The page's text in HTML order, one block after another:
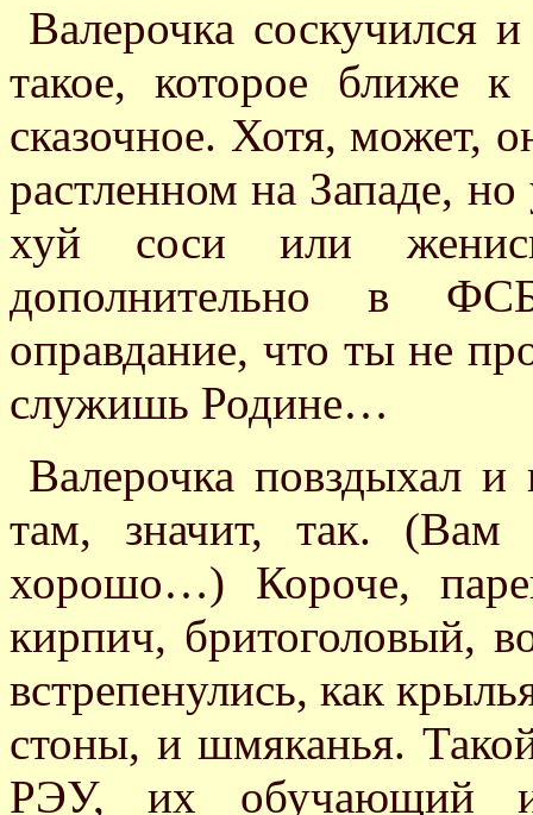
Валерочка соскучился
такое, которое ближе
сказочное. Хотя, может,
растленном на Западе,
хуй соси или
дополнительно в
оправдание, что ты не
служишь Родине…
Валерочка повздыхал
там, значит, так.
хорошо…) Короче,
кирпич, бритоголовый,
встрепенулись, как
стоны, и шмяканья.
РЭУ, их обучающий